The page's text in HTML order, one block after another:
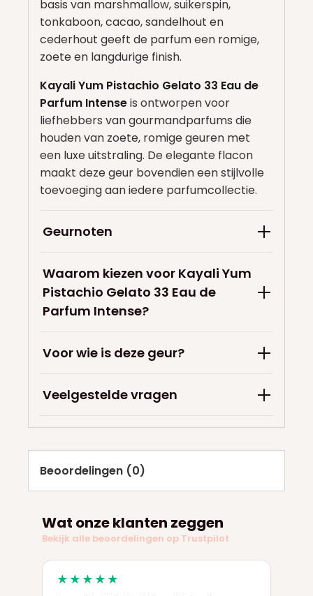
basis van marshmallow, suikerspin,
tonkaboon, cacao, sandelhout en
cederhout geeft de parfum een romige,
zoete en langdurige finish.
Kayali Yum Pistachio Gelato 33 Eau de
Parfum Intenseis ontworpen voor
liefhebbers van gourmandparfums die
houden van zoete, romige geuren met
een luxe uitstraling. De elegante flacon
maakt deze geur bovendien een stijlvolle
toevoeging aan iedere parfumcollectie.
Geurnoten
Waarom kiezen voor Kayali Yum
Pistachio Gelato 33 Eau de
Parfum Intense?
Voor wie is deze geur?
Veelgestelde vragen
Beoordelingen (0)
Wat onze klanten zeggen
Bekijk alle beoordelingen op Trustpilot
★★★★★